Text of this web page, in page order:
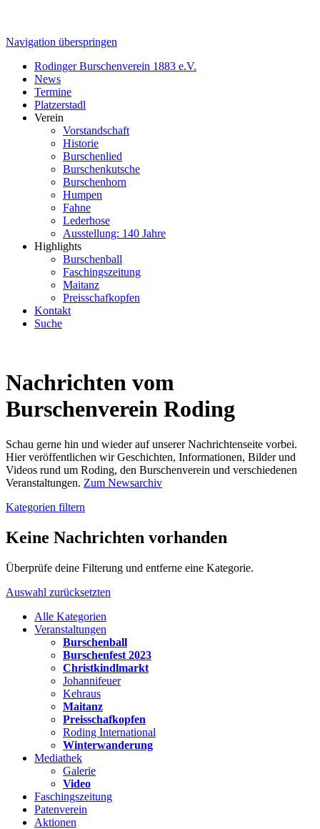
Navigation überspringen
Rodinger Burschenverein 1883 e.V.
News
Termine
Platzerstadl
Verein
Vorstandschaft
Historie
Burschenlied
Burschenkutsche
Burschenhorn
Humpen
Fahne
Lederhose
Ausstellung: 140 Jahre
Highlights
Burschenball
Faschingszeitung
Maitanz
Preisschafkopfen
Kontakt
Suche
Nachrichten vom
Burschenverein Roding
Schau gerne hin und wieder auf unserer Nachrichtenseite vorbei.
Hier veröffentlichen wir Geschichten, Informationen, Bilder und
Videos rund um Roding, den Burschenverein und verschiedenen
Veranstaltungen. Zum Newsarchiv
Kategorien filtern
Keine Nachrichten vorhanden
Überprüfe deine Filterung und entferne eine Kategorie.
Auswahl zurücksetzten
Alle Kategorien
Veranstaltungen
Burschenball
Burschenfest 2023
Christkindlmarkt
Johannifeuer
Kehraus
Maitanz
Preisschafkopfen
Roding International
Winterwanderung
Mediathek
Galerie
Video
Faschingszeitung
Patenverein
Aktionen